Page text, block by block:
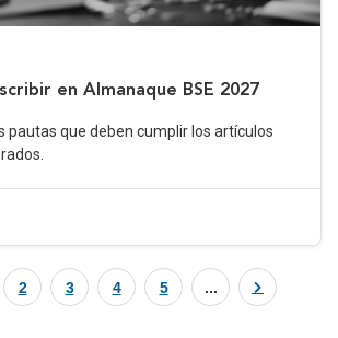
en Almanaque BSE 2027
pautas que deben cumplir los artículos
2 3 4 5 ...